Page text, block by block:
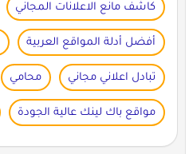
كاشف مانع الاعلانات المجاني
أفضل أدلة المواقع العربية
تبادل اعلاني مجاني محامي
مواقع باك لينك عالية الجودة